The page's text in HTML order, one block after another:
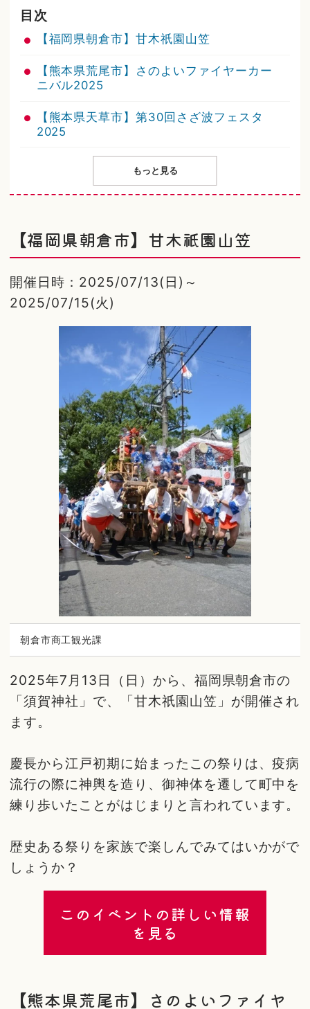
目次
【福岡県朝倉市】甘木祇園山笠
【熊本県荒尾市】さのよいファイヤーカー
ニバル2025
【熊本県天草市】第30回さざ波フェスタ
2025
もっと見る
【福岡県朝倉市】甘木祇園山笠
開催日時：2025/07/13(日)～
2025/07/15(火)
朝倉市商工観光課
2025年7月13日（日）から、福岡県朝倉市の
「須賀神社」で、「甘木祇園山笠」が開催され
ます。
慶長から江戸初期に始まったこの祭りは、疫病
流行の際に神輿を造り、御神体を遷して町中を
練り歩いたことがはじまりと言われています。
歴史ある祭りを家族で楽しんでみてはいかがで
しょうか？
このイベントの詳しい情報
を見る
【熊本県荒尾市】さのよいファイヤ